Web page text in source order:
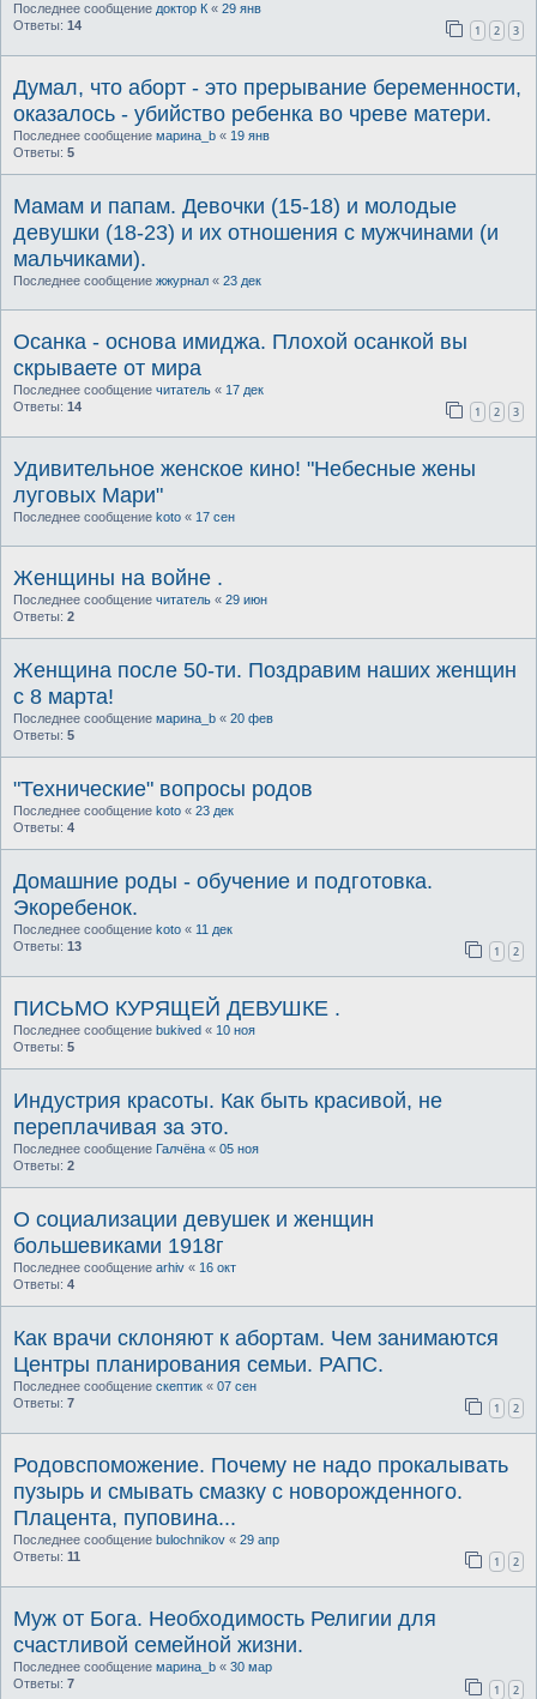
Последнее сообщение доктор К « 29 янв
Ответы: 14 1 2 3
Думал, что аборт - это прерывание беременности,
оказалось - убийство ребенка во чреве матери.
Последнее сообщение марина_b « 19 янв
Ответы: 5
Мамам и папам. Девочки (15-18) и молодые
девушки (18-23) и их отношения с мужчинами (и
мальчиками).
Последнее сообщение жжурнал « 23 дек
Осанка - основа имиджа. Плохой осанкой вы
скрываете от мира
Последнее сообщение читатель « 17 дек
Ответы: 14 1 2 3
Удивительное женское кино! "Небесные жены
луговых Мари"
Последнее сообщение koto « 17 сен
Женщины на войне .
Последнее сообщение читатель « 29 июн
Ответы: 2
Женщина после 50-ти. Поздравим наших женщин
с 8 марта!
Последнее сообщение марина_b « 20 фев
Ответы: 5
"Технические" вопросы родов
Последнее сообщение koto « 23 дек
Ответы: 4
Домашние роды - обучение и подготовка.
Экоребенок.
Последнее сообщение koto « 11 дек
Ответы: 13 1 2
ПИСЬМО КУРЯЩЕЙ ДЕВУШКЕ .
Последнее сообщение bukived « 10 ноя
Ответы: 5
Индустрия красоты. Как быть красивой, не
переплачивая за это.
Последнее сообщение Галчёна « 05 ноя
Ответы: 2
О социализации девушек и женщин
большевиками 1918г
Последнее сообщение arhiv « 16 окт
Ответы: 4
Как врачи склоняют к абортам. Чем занимаются
Центры планирования семьи. РАПС.
Последнее сообщение скептик « 07 сен
Ответы: 7 1 2
Родовспоможение. Почему не надо прокалывать
пузырь и смывать смазку с новорожденного.
Плацента, пуповина...
Последнее сообщение bulochnikov « 29 апр
Ответы: 11 1 2
Муж от Бога. Необходимость Религии для
счастливой семейной жизни.
Последнее сообщение марина_b « 30 мар
Ответы: 7 1 2